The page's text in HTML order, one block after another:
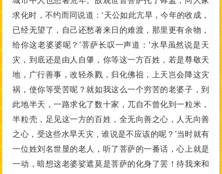
求化时，不约而同说道：‘天公如此亢旱，今年的收成，
已经无望了，自己还愁著来日的难渡，那里更有余物，
给你这老婆婆呢？’菩萨长叹一声道：‘水旱虽然说是天
灾，到底还是由人自肇，你等这一方百姓，若是尊敬天
地，广行善事，改轻杀戮，归化佛祖，上天岂会降这灾
祸，使你等受苦呢？就如我这么一个穷苦的老婆子，到
此地半天，一路求化了数十家，兀自不曾化到一粒米，
半粒壳，足见这一方的百姓，全无向善之心，人无向善
之心，受这些水旱天灾，谁说是不应该的呢？’当时就有
一位姓刘名世显的老人，听了菩萨的一番话，心上就是
一动，暗想这老婆娑遮莫是菩萨的化身了罢！待我来和